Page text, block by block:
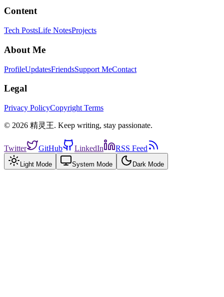
Content
Tech PostsLife NotesProjects
About Me
ProfileUpdatesFriendsSupport MeContact
Legal
Privacy PolicyCopyright Terms
© 2026 精灵王. Keep writing, stay passionate.
Twitter GitHub LinkedIn RSS Feed
Light Mode System Mode Dark Mode